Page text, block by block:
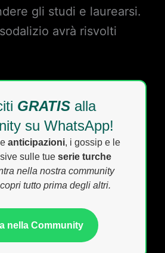
gli studi e laurearsi.
avrà risvolti
GRATISalla
su WhatsApp!
anticipazioni, i gossip e le
sulle tue serie turche
nella nostra community
tutto prima degli altri.
nella Community